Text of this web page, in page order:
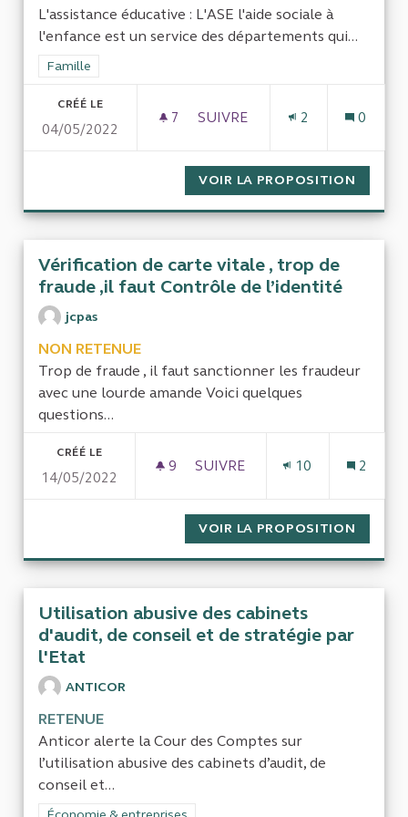
L'assistance éducative : L'ASE l'aide sociale à
l'enfance est un service des départements qui...
Filtrer les résultats de la catégorie : Famille
Famille
CRÉÉ LE
04/05/2022
7 7 ABONNÉS
SUIVRE
2 0
VOIR LA PROPOSITION
Vérification de carte vitale , trop de
fraude ,il faut Contrôle de l’identité
jcpas
NON RETENUE
Trop de fraude , il faut sanctionner les fraudeur
avec une lourde amande Voici quelques
questions...
CRÉÉ LE
14/05/2022
9 9 ABONNÉS
SUIVRE
10 2
VOIR LA PROPOSITION
Utilisation abusive des cabinets
d'audit, de conseil et de stratégie par
l'Etat
ANTICOR
RETENUE
Anticor alerte la Cour des Comptes sur
l’utilisation abusive des cabinets d’audit, de
conseil et...